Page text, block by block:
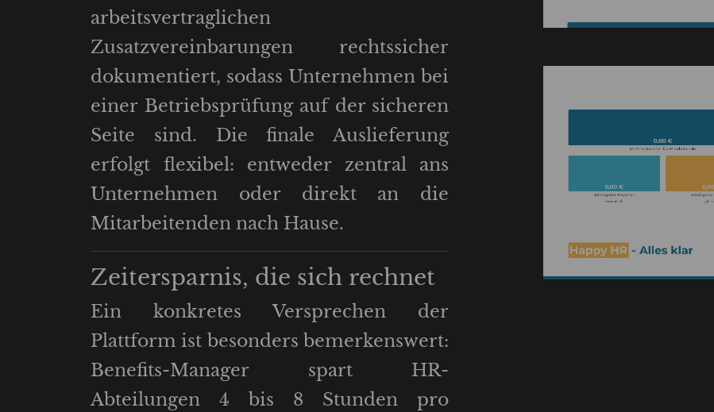
arbeitsvertraglichen
Zusatzvereinbarungen rechtssicher
dokumentiert, sodass Unternehmen bei
einer Betriebsprüfung auf der sicheren
Seite sind. Die finale Auslieferung
erfolgt flexibel: entweder zentral ans
Unternehmen oder direkt an die
Mitarbeitenden nach Hause.
Zeitersparnis, die sich rechnet
Ein konkretes Versprechen der
Plattform ist besonders bemerkenswert:
Benefits-Manager spart HR-
Abteilungen 4 bis 8 Stunden pro